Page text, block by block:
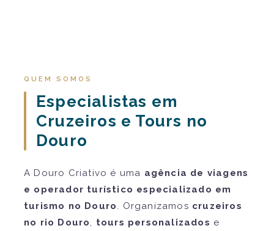
QUEM SOMOS
Especialistas em
Cruzeiros e Tours no
Douro
A Douro Criativo é uma agência de viagens
e operador turístico especializado em
turismo no Douro. Organizamos cruzeiros
no rio Douro, tours personalizados e